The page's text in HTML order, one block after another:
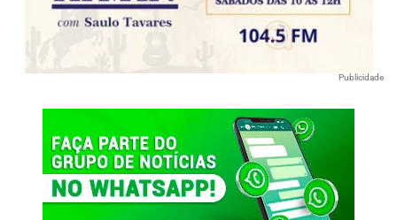
Publicidade